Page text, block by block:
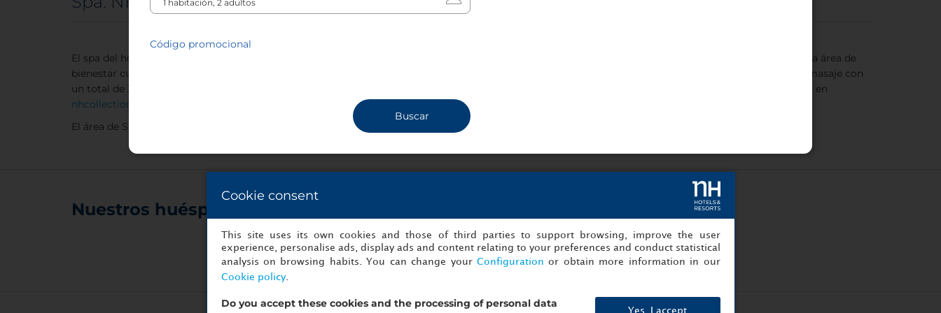
El spa del hotel, ubicado en la primera planta, es el lugar perfecto para relajarse después de un día ajetreado de compras o turismo por la ciudad. Nuestra área de
bienestar cuenta con: un baño turco, ducha emocional con aromaterapia, sauna, rincón de relajación y sala de té. También encontrarás tres cabinas de masaje con
un total de 3 camas para masajes y tratamientos. Para obtener más información sobre horarios, precios y disponibilidad, ponte en contacto con el hotel en
nhcollectionmuranovilla@nh-hotels.com
El área de SPA & Wellness está abierto de 9:30 a 18:00 de martes a domingo, los lunes permanecerá cerrado.
Nuestros huéspedes nos recomiendan:
Código promocional
Buscar
Cookie consent
This site uses its own cookies and those of third parties to support browsing, improve the user
experience, personalise ads, display ads and content relating to your preferences and conduct statistical
analysis on browsing habits. You can change your Configuration or obtain more information in our
Cookie policy.
Do you accept these cookies and the processing of personal data
Yes, I accept